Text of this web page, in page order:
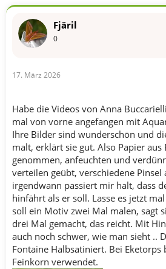
k
o
:
Fjäril
0
17. März 2026
Habe die Videos von Anna
mal von vorne angefangen mit
Ihre Bilder sind wunderschön und
malt, erklärt sie gut. Also Papier aus
genommen, anfeuchten und
verteilen geübt, verschiedene Pinsel
irgendwann passiert mir halt, dass
hinfährt als er soll. Lasse es jetzt
soll ein Motiv zwei Mal malen, sagt
drei Mal gemacht, das reicht. Mit
auch noch schwer, wie man sieht ..
Fontaine Halbsatiniert. Bei Eketorps
Feinkorn verwendet.